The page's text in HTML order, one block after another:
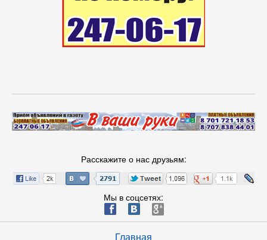
Расскажите о нас друзьям:
Мы в соцсетях:
ä æ è
Главная